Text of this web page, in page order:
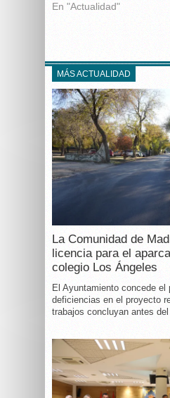
En "Actualidad"
MÁS ACTUALIDAD
La Comunidad de
licencia para el
colegio Los Ángeles
El Ayuntamiento concede el
deficiencias en el proyecto
trabajos concluyan antes